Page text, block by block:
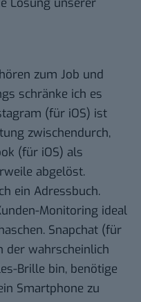
zum Job und
schränke ich es
(für iOS) ist
zwischendurch,
(für iOS) als
abgelöst.
ein Adressbuch.
Monitoring ideal
Snapchat (für
der wahrscheinlich
Brille bin, benötige
Smartphone zu